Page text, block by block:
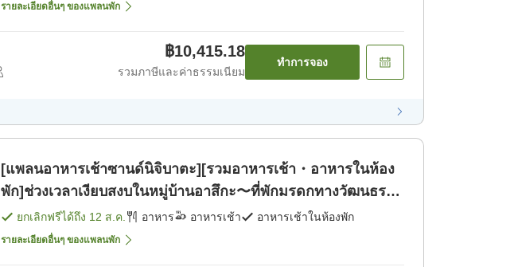
รายละเอียดอื่นๆ ของแพลนพัก
฿10,415.18
รวมภาษีและค่าธรรมเนียม
ทำการจอง
[แพลนอาหารเช้าซานด์นิจิบาตะ][รวมอาหารเช้า・อาหารในห้อง
พัก]ช่วงเวลาเงียบสงบในหมู่บ้านอาสึกะ〜ที่พักมรดกทางวัฒนธรร
[อาหารเช้า]
ยกเลิกฟรีได้ถึง 12 ส.ค. อาหาร อาหารเช้า อาหารเช้าในห้องพัก
รายละเอียดอื่นๆ ของแพลนพัก